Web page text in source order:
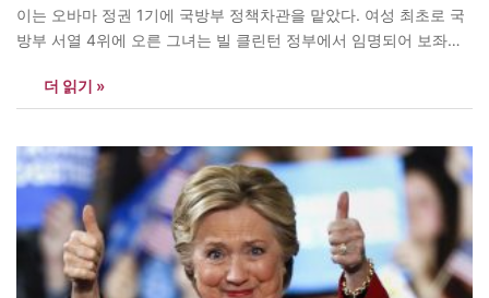
이는 오바마 정권 1기에 국방부 정책차관을 맡았다. 여성 최초로 국
방부 서열 4위에 오른 그녀는 빌 클린턴 정부에서 임명되어 보좌관
마찰을 최소화하고 협력하는 문화를 만들었다는 평가를 받고 있는
데 여기에 플로르노이의 역할이 컸다. 플로르노이는 아프가니스탄-
더 읽기 »